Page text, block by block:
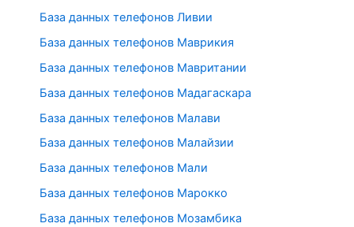
База данных телефонов Ливии
База данных телефонов Маврикия
База данных телефонов Мавритании
База данных телефонов Мадагаскара
База данных телефонов Малави
База данных телефонов Малайзии
База данных телефонов Мали
База данных телефонов Марокко
База данных телефонов Мозамбика